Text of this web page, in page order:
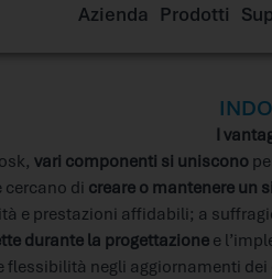
Azienda Prodotti
I
vari componenti si uniscono
di creare o mantenere un
e prestazioni affidabili; a
durante la progettazione e
flessibilità negli aggiornamenti dei